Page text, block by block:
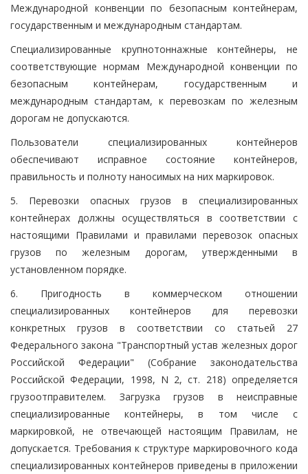
Международной конвенции по безопасным контейнерам,
государственным и международным стандартам.
Специализированные крупнотоннажные контейнеры, не
соответствующие нормам Международной конвенции по
безопасным контейнерам, государственным и
международным стандартам, к перевозкам по железным
дорогам не допускаются.
Пользователи специализированных контейнеров
обеспечивают исправное состояние контейнеров,
правильность и полноту наносимых на них маркировок.
5. Перевозки опасных грузов в специализированных
контейнерах должны осуществляться в соответствии с
настоящими Правилами и правилами перевозок опасных
грузов по железным дорогам, утвержденными в
установленном порядке.
6. Пригодность в коммерческом отношении
специализированных контейнеров для перевозки
конкретных грузов в соответствии со статьей 27
Федерального закона "Транспортный устав железных дорог
Российской Федерации" (Собрание законодательства
Российской Федерации, 1998, N 2, ст. 218) определяется
грузоотправителем. Загрузка грузов в неисправные
специализированные контейнеры, в том числе с
маркировкой, не отвечающей настоящим Правилам, не
допускается. Требования к структуре маркировочного кода
специализированных контейнеров приведены в приложении